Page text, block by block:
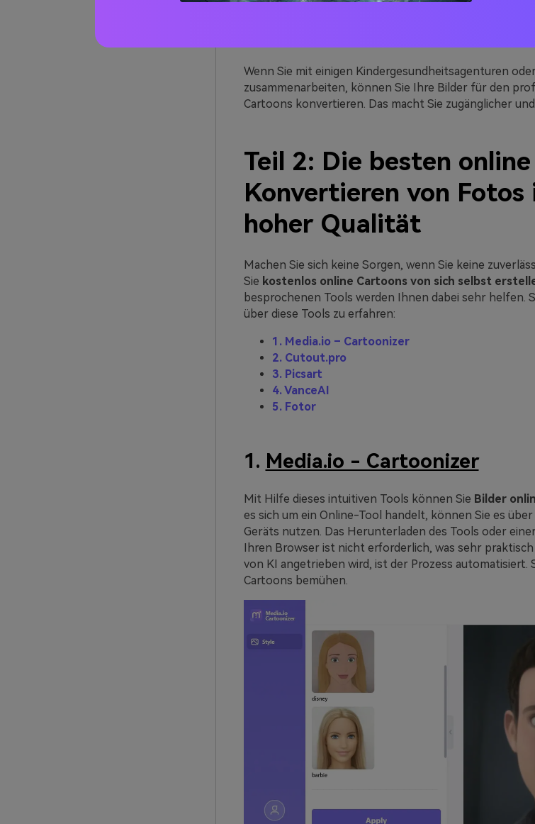
Wenn Sie mit einigen Kindergesundheitsagenturen
zusammenarbeiten, können Sie Ihre Bilder für den
Cartoons konvertieren. Das macht Sie zugänglicher
Teil 2: Die besten online
Konvertieren von Fotos
hoher Qualität
Machen Sie sich keine Sorgen, wenn Sie keine
Sie kostenlos online Cartoons von sich selbst
besprochenen Tools werden Ihnen dabei sehr helfen.
über diese Tools zu erfahren:
1. Media.io – Cartoonizer
2. Cutout.pro
3. Picsart
4. VanceAI
5. Fotor
1. Media.io - Cartoonizer
Mit Hilfe dieses intuitiven Tools können Sie Bilder
es sich um ein Online-Tool handelt, können Sie es
Geräts nutzen. Das Herunterladen des Tools oder
Ihren Browser ist nicht erforderlich, was sehr
von KI angetrieben wird, ist der Prozess automatisiert.
Cartoons bemühen.